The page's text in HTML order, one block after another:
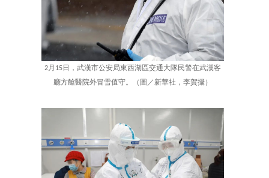
2月15日，武漢市公安局東西湖區交通大隊民警在武漢客
廳方艙醫院外冒雪值守。（圖／新華社，李賀攝）